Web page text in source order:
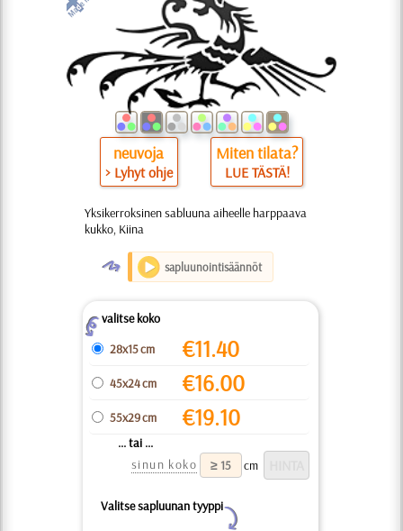
neuvoja
> Lyhyt ohje
Miten tilata?
LUE TÄSTÄ!
Yksikerroksinen sabluuna aiheelle harppaava
kukko, Kiina
O sapluunointisäännöt
Zvalitse koko
28x15 cm
€11.40
45x24 cm €16.00
55x29 cm €19.10
... tai ...
sinun koko
cm
Valitse sapluunan tyyppi
Y